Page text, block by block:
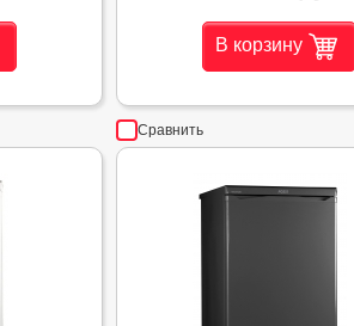
В корзину
Сравнить